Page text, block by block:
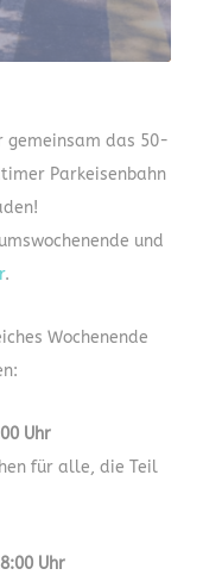
gemeinsam das 50-
Parkeisenbahn
und
.
Wochenende
Uhr
für alle, die Teil
Uhr